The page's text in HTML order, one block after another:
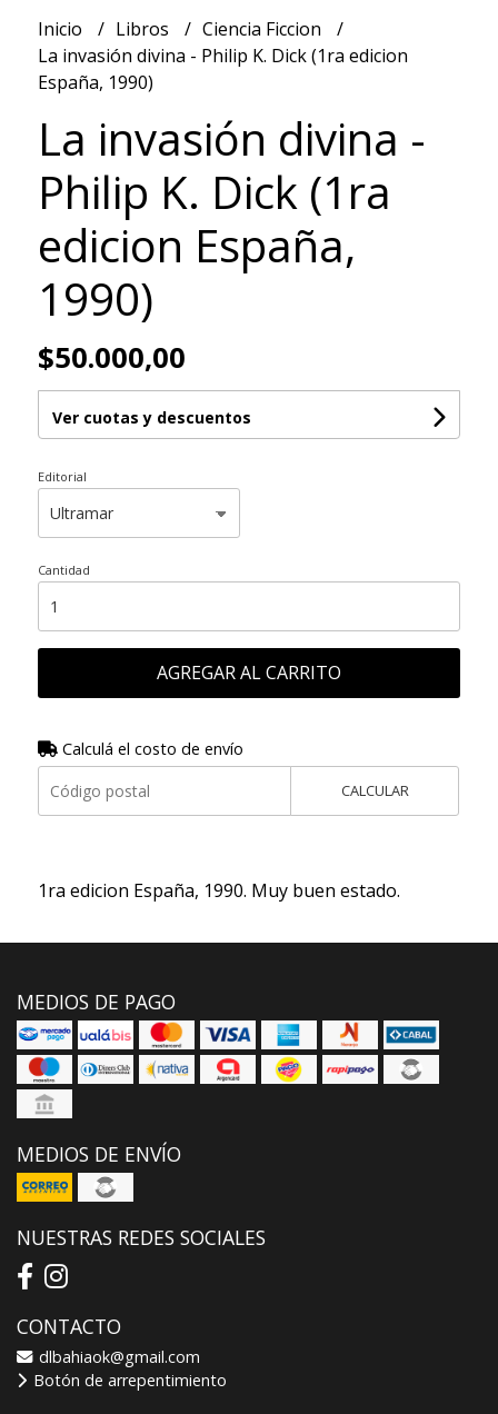
Inicio Libros
Ciencia Ficcion
La invasión divina - Philip K. Dick (1ra edicion
España, 1990)
La invasión divina -
Philip K. Dick (1ra
edicion España,
1990)
$50.000,00
Ver cuotas y descuentos
Editorial
Cantidad
AGREGAR AL CARRITO
Calculá el costo de envío
CALCULAR
1ra edicion España, 1990. Muy buen estado.
MEDIOS DE PAGO
MEDIOS DE ENVÍO
NUESTRAS REDES SOCIALES
CONTACTO
dlbahiaok@gmail.com
Botón de arrepentimiento